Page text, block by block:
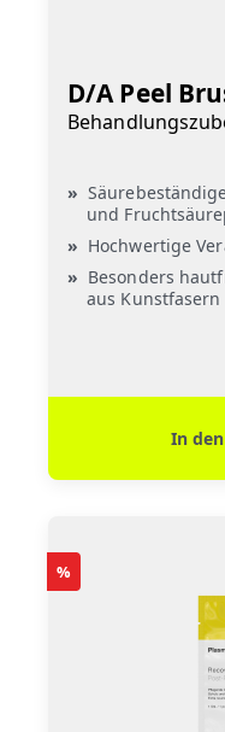
D/A Peel
und
Hochwertige
Besonders
aus Kunstfasern
In
%